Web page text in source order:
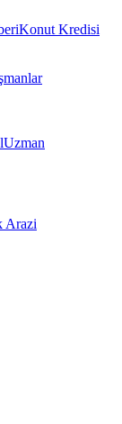
Konut Kredisi
Uzman
Arazi